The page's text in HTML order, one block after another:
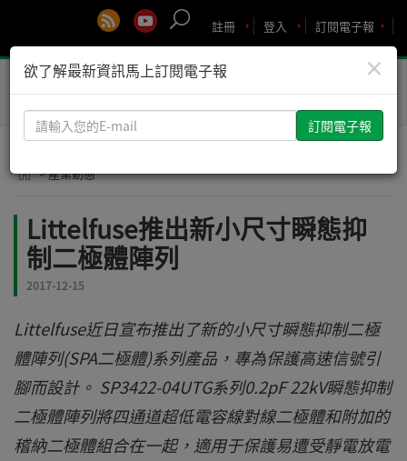
訂閱電子報
登入
註冊
Toggle
> 產業動態
Littelfuse推出新小尺寸瞬態抑
制二極體陣列
2017-12-15
Littelfuse近日宣布推出了新的小尺寸瞬態抑制二極
體陣列(SPA二極體)系列產品，專為保護高速信號引
腳而設計。 SP3422-04UTG系列0.2pF 22kV瞬態抑制
二極體陣列將四通道超低電容線對線二極體和附加的
稽納二極體組合在一起，適用于保護易遭受靜電放電
×
欲了解最新資訊馬上訂閱電子報
請
輸
您
mail